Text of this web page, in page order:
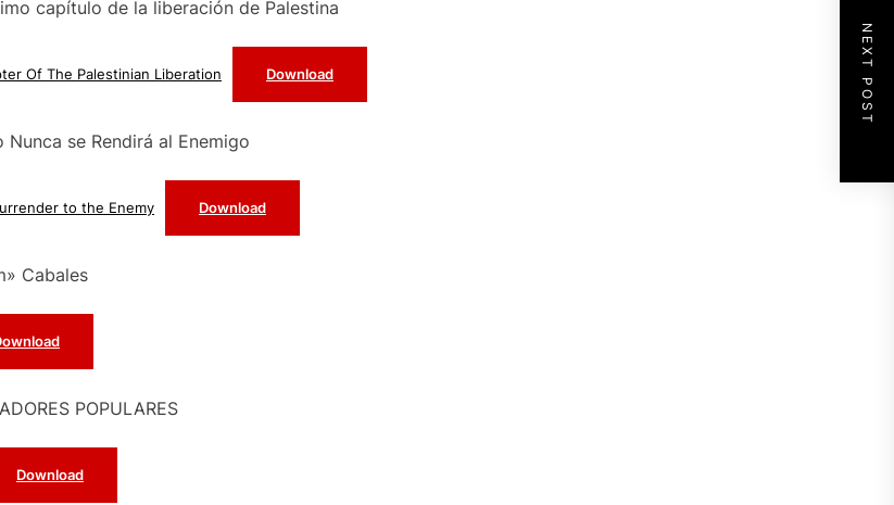
capítulo de la liberación de Palestina
Of The Palestinian Liberation Download
se Rendirá al Enemigo
to the Enemy Download
Cabales
POPULARES
Download
NEXT POST